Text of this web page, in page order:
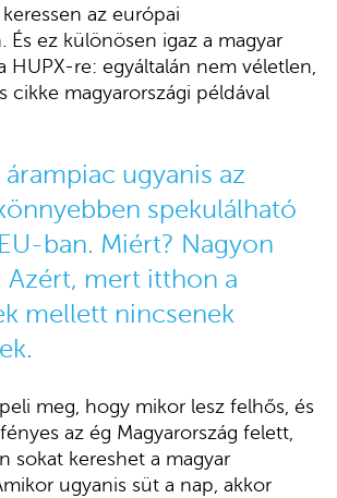
az európai
És ez különösen igaz a magyar
HUPX-re: egyáltalán nem véletlen,
cikke magyarországi példával
ugyanis az
spekulálható
ban. Miért? Nagyon
Azért, mert itthon a
mellett nincsenek
meg, hogy mikor lesz felhős, és
az ég Magyarország felett,
sokat kereshet a magyar
ugyanis süt a nap, akkor